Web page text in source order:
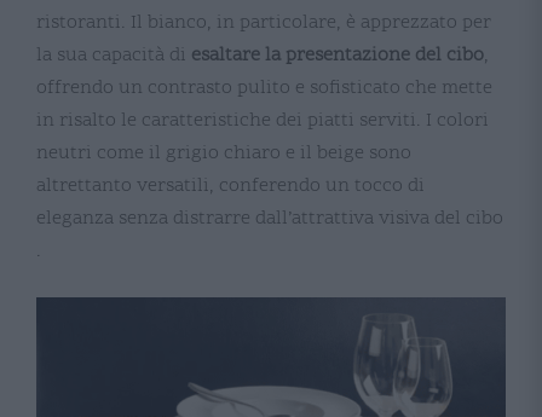
ristoranti. Il bianco, in particolare, è apprezzato per
la sua capacità di esaltare la presentazione del cibo,
offrendo un contrasto pulito e sofisticato che mette
in risalto le caratteristiche dei piatti serviti. I colori
neutri come il grigio chiaro e il beige sono
altrettanto versatili, conferendo un tocco di
eleganza senza distrarre dall’attrattiva visiva del cibo​​​​
.